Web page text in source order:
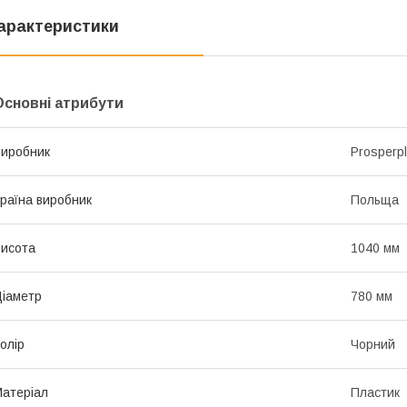
атрибути
виробник Польща
1040 мм
780 мм
Чорний
Пластик